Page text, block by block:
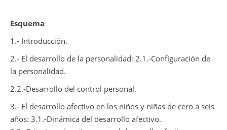
Esquema
1.- Introducción.
2.- El desarrollo de la personalidad: 2.1.-Configuración de
la personalidad.
2.2.-Desarrollo del control personal.
3.- El desarrollo afectivo en los niños y niñas de cero a seis
años: 3.1.-Dinámica del desarrollo afectivo.